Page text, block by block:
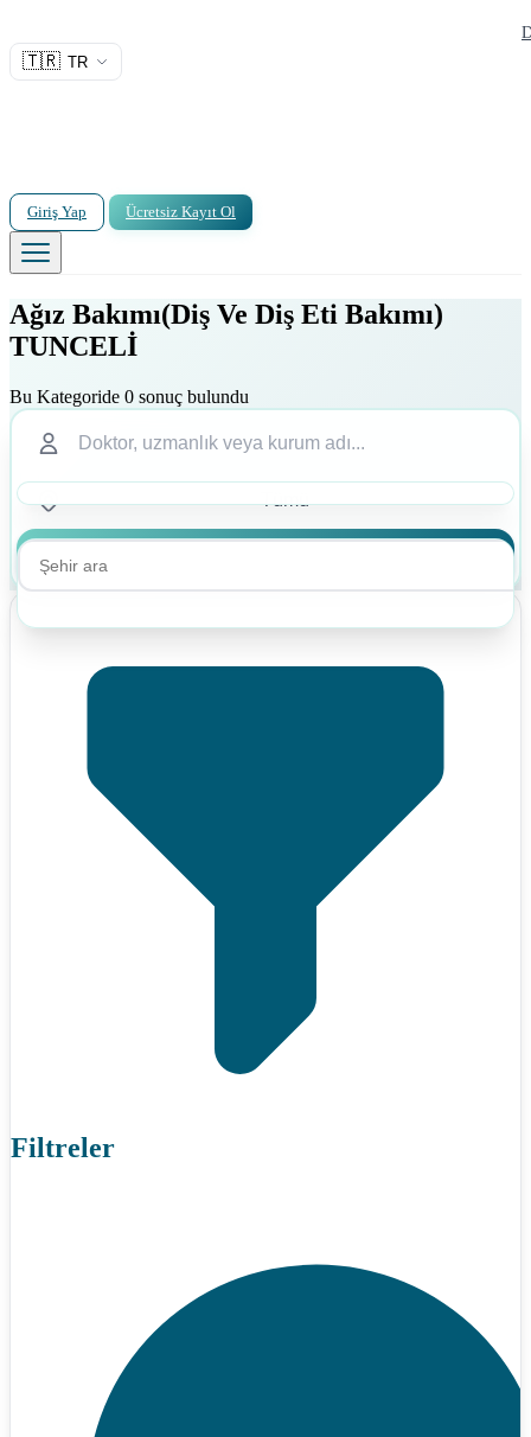
🇹🇷 TR
Giriş Yap Ücretsiz Kayıt Ol
Ağız Bakımı(Diş Ve Diş Eti Bakımı)
TUNCELİ
Bu Kategoride 0 sonuç bulundu
Filtreler